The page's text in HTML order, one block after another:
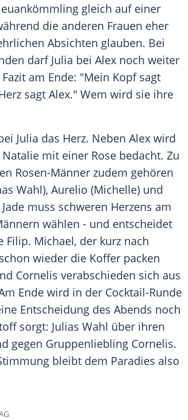
gleich auf einer
die anderen Frauen eher
Absichten glauben. Bei
darf Julia bei Alex noch weiter
am Ende: "Mein Kopf sagt
sagt Alex." Wem wird sie ihre
Julia das Herz. Neben Alex wird
mit einer Rose bedacht. Zu
Rosen-Männer zudem gehören
Wahl), Aurelio (Michelle) und
muss schweren Herzens am
wählen - und entscheidet
Filip. Michael, der kurz nach
wieder die Koffer packen
Cornelis verabschieden sich aus
Ende wird in der Cocktail-Runde
Entscheidung des Abends noch
sorgt: Julias Wahl über ihren
gegen Gruppenliebling Cornelis.
bleibt dem Paradies also